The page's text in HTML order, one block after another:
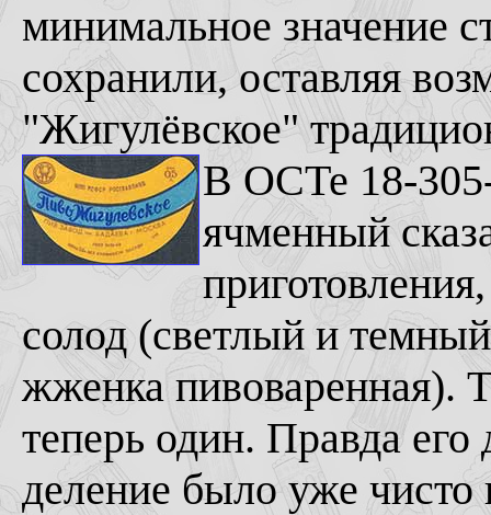
минимальное значение
сохранили, оставляя
"Жигулёвское"
В ОСТе 18-
ячменный
солод (светлый и
жженка пивоваренная).
теперь один. Правда его
деление было уже чисто